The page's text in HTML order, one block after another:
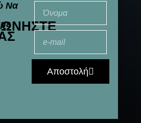
Να
Αποστολή